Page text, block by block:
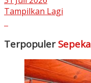
Tampilkan Lagi
Terpopuler